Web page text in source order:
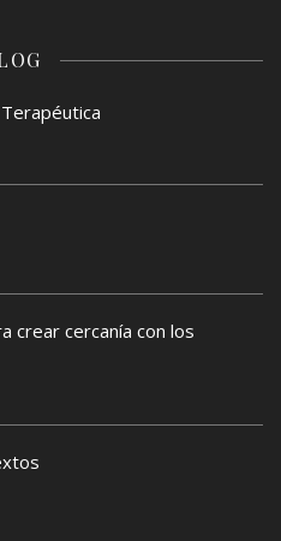
crear cercanía con los